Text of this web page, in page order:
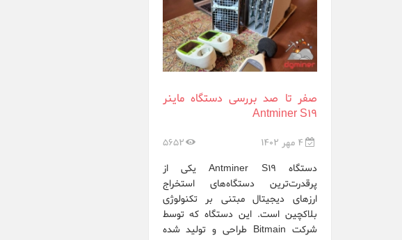
Obelisk
Onda OEM
Raspberrypi.org
Samsung
XFX
ایرانسل ZTE
صفر تا صد بررسی دستگاه ماینر
Antminer S19
4 مهر 1402
5652
دستگاه Antminer S19 یکی از
پرقدرت‌ترین دستگاه‌های استخراج
ارزهای دیجیتال مبتنی بر تکنولوژی
بلاکچین است. این دستگاه که توسط
شرکت Bitmain طراحی و تولید شده